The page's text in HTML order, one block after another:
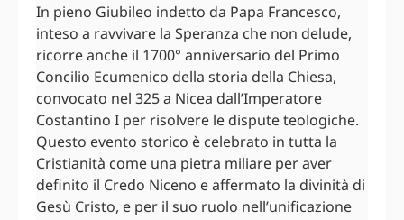
In pieno Giubileo indetto da Papa Francesco,
inteso a ravvivare la Speranza che non delude,
ricorre anche il 1700° anniversario del Primo
Concilio Ecumenico della storia della Chiesa,
convocato nel 325 a Nicea dall’Imperatore
Costantino I per risolvere le dispute teologiche.
Questo evento storico è celebrato in tutta la
Cristianità come una pietra miliare per aver
definito il Credo Niceno e affermato la divinità di
Gesù Cristo, e per il suo ruolo nell’unificazione